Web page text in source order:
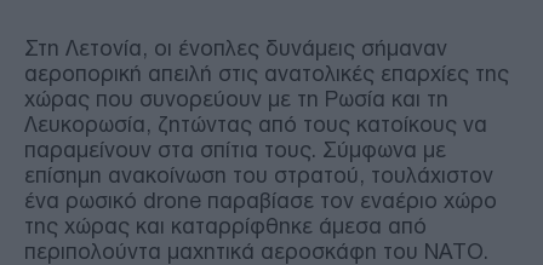
Στη Λετονία, οι ένοπλες δυνάμεις σήμαναν
αεροπορική απειλή στις ανατολικές επαρχίες της
χώρας που συνορεύουν με τη Ρωσία και τη
Λευκορωσία, ζητώντας από τους κατοίκους να
παραμείνουν στα σπίτια τους. Σύμφωνα με
επίσημη ανακοίνωση του στρατού, τουλάχιστον
ένα ρωσικό drone παραβίασε τον εναέριο χώρο
της χώρας και καταρρίφθηκε άμεσα από
περιπολούντα μαχητικά αεροσκάφη του ΝΑΤΟ.